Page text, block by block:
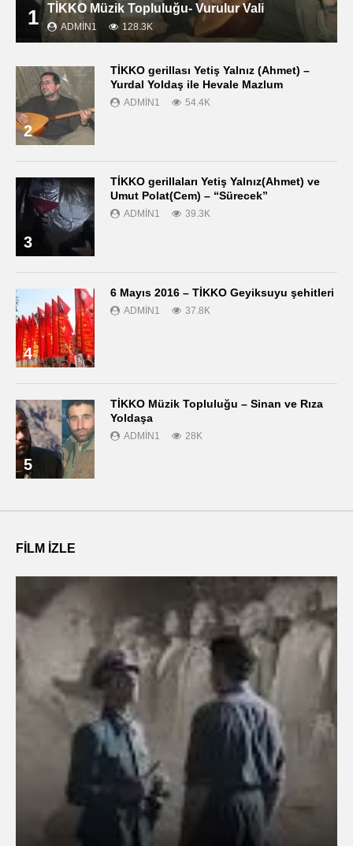
1 TİKKO Müzik Topluluğu- Vurulur Vali
ADMIN1 128.3K
2
TİKKO gerillası Yetiş Yalnız (Ahmet) –
Yurdal Yoldaş ile Hevale Mazlum
ADMIN1 54.4K
3
TİKKO gerillaları Yetiş Yalnız(Ahmet) ve
Umut Polat(Cem) – “Sürecek”
ADMIN1 39.3K
4
6 Mayıs 2016 – TİKKO Geyiksuyu şehitleri
ADMIN1 37.8K
5
TİKKO Müzik Topluluğu – Sinan ve Rıza
Yoldaşa
ADMIN1 28K
FILM IZLE